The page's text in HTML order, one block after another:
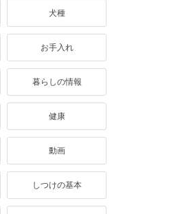
犬種
お手入れ
暮らしの情報
健康
動画
しつけの基本